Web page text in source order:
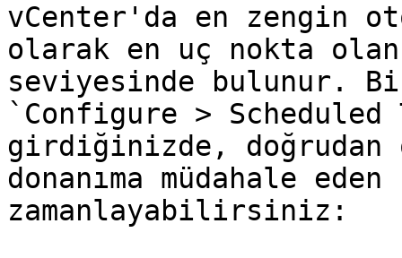
vCenter'da en zengin
olarak en uç nokta
seviyesinde bulunur.
`Configure > Scheduled
girdiğinizde,
donanıma müdahale
zamanlayabilirsiniz: